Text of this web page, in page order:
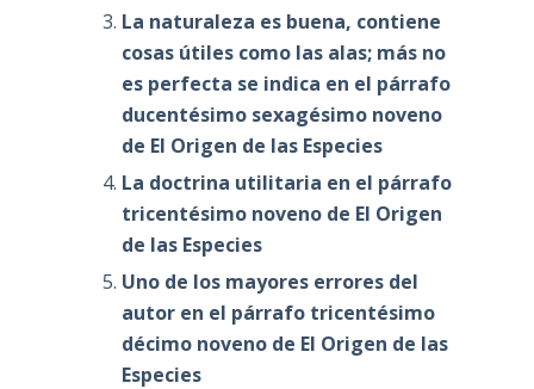
La naturaleza es buena, contiene
cosas útiles como las alas; más no
es perfecta se indica en el párrafo
ducentésimo sexagésimo noveno
de El Origen de las Especies
La doctrina utilitaria en el párrafo
tricentésimo noveno de El Origen
de las Especies
Uno de los mayores errores del
autor en el párrafo tricentésimo
décimo noveno de El Origen de las
Especies